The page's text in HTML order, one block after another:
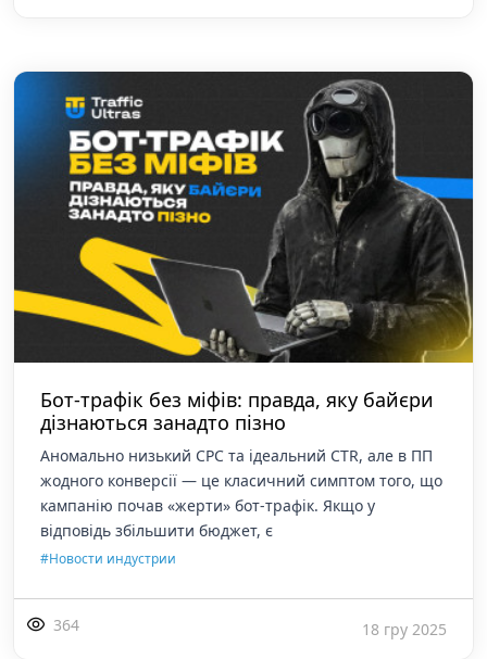
Бот-трафік без міфів: правда, яку байєри
дізнаються занадто пізно
Аномально низький CPC та ідеальний CTR, але в ПП
жодного конверсії — це класичний симптом того, що
кампанію почав «жерти» бот-трафік. Якщо у
відповідь збільшити бюджет, є
#Новости индустрии
364 18 гру 2025